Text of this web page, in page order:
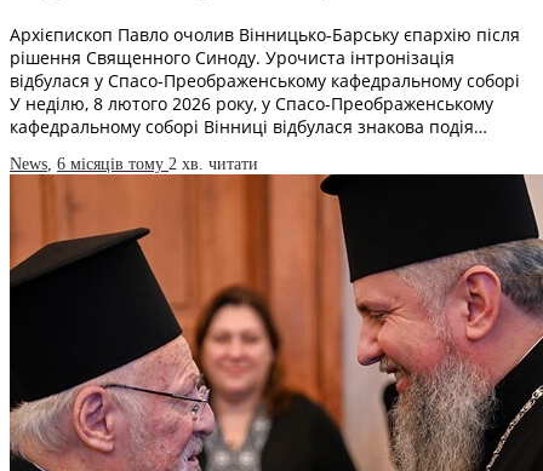
Архієпископ Павло очолив Вінницько-Барську єпархію після
рішення Священного Синоду. Урочиста інтронізація
відбулася у Спасо-Преображенському кафедральному соборі
У неділю, 8 лютого 2026 року, у Спасо-Преображенському
кафедральному соборі Вінниці відбулася знакова подія…
News 6 місяців тому 2 хв. читати